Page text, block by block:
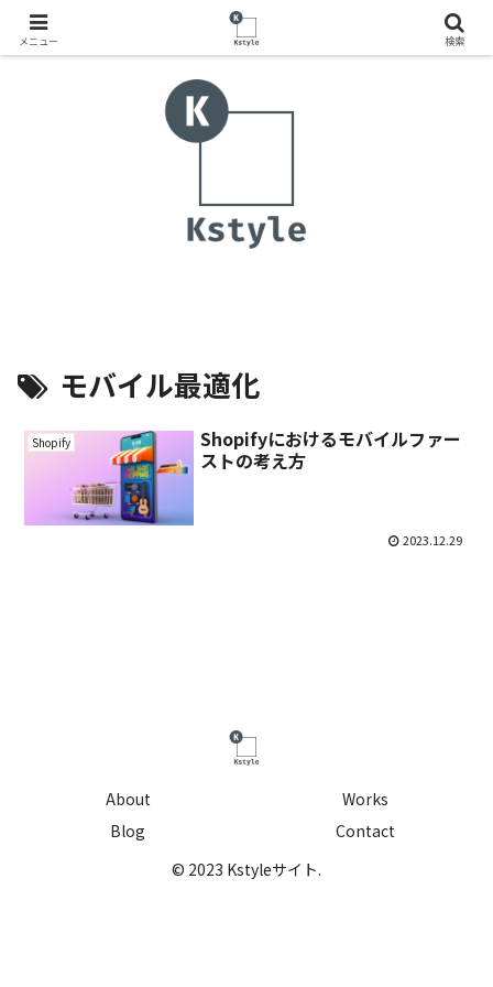
モバイル最適化
Shopify
Shopifyにおけるモバイルファー
ストの考え方
2023.12.29
About
Works
Blog
Contact
© 2023 Kstyleサイト.
メニュー 検索